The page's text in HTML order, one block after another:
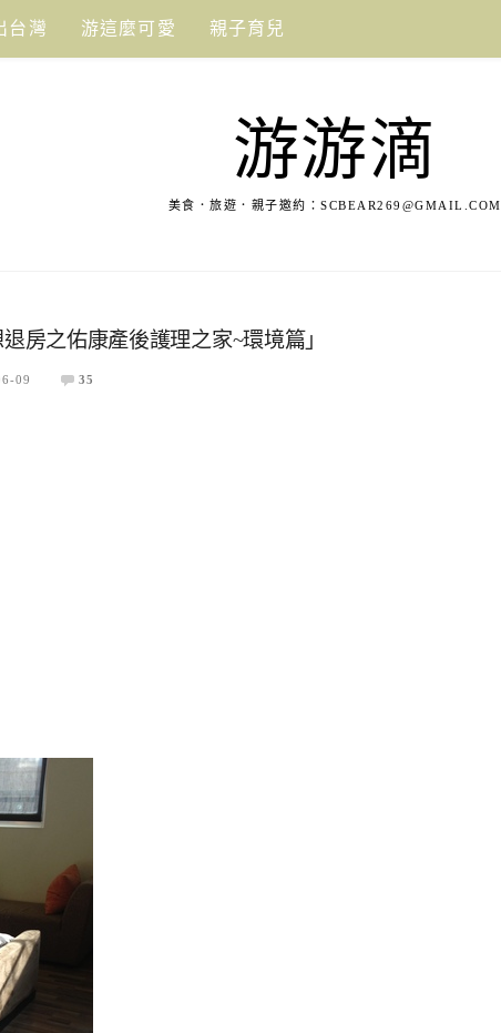
台灣 游這麼可愛 親子育兒
游游滴
美食．旅遊．親子邀約： SCBEAR269@GMAIL.COM
房之佑康產後護理之家~環境篇」
09 35